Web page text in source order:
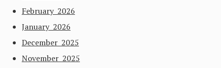
February 2026
January 2026
December 2025
November 2025